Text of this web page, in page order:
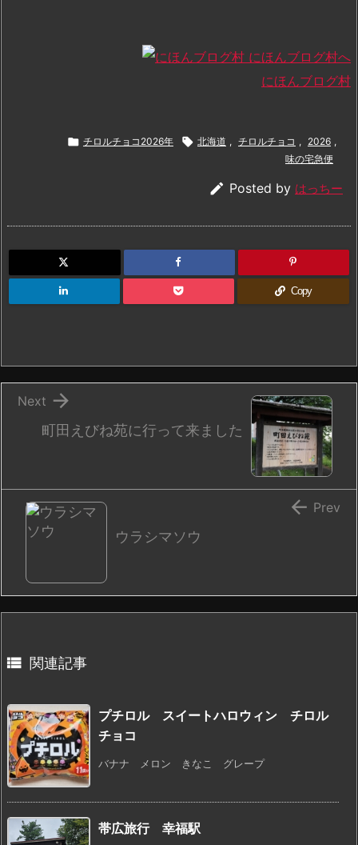
にほんブログ村
 チロルチョコ2026年  北海道 , チロルチョコ , 2026 ,
味の宅急便
 Posted by はっちー
Copy
町田えびね苑に行って来ました

Next
ウラシマソウ
 Prev
 関連記事
プチロル スイートハロウィン チロル
チョコ
バナナ メロン きなこ グレープ
帯広旅行 幸福駅